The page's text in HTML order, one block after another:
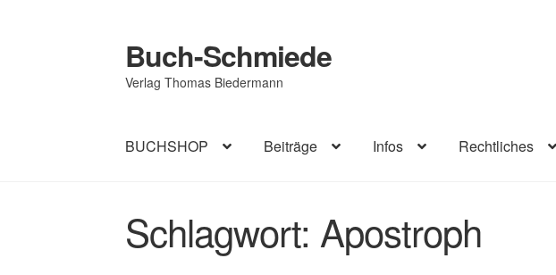
Zur
Navigation
springen
Zum
Inhalt
springen
Buch-Schmiede
Verlag Thomas Biedermann
BUCHSHOP Beiträge Infos Rechtliches
Impressum AGB
Schlagwort:Apostroph